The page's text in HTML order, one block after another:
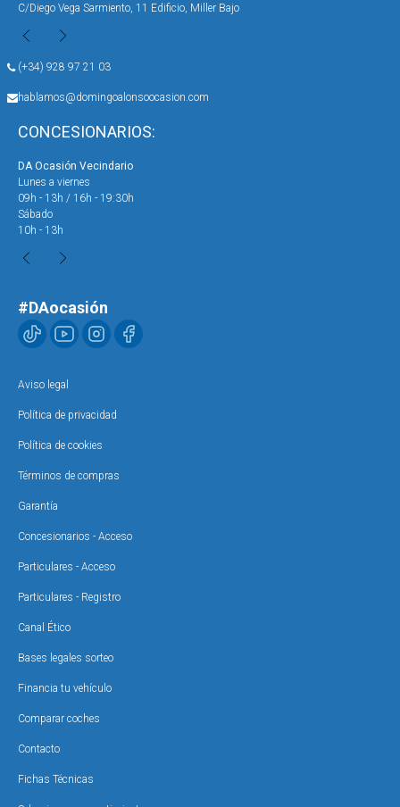
C/Diego Vega Sarmiento, 11 Edificio, Miller Bajo
(+34) 928 97 21 03
hablamos@domingoalonsoocasion.com
CONCESIONARIOS:
DA Ocasión Vecindario
Lunes a viernes
09h - 13h / 16h - 19:30h
Sábado
10h - 13h
#DAocasión
Aviso legal
Política de privacidad
Política de cookies
Términos de compras
Garantía
Concesionarios - Acceso
Particulares - Acceso
Particulares - Registro
Canal Ético
Bases legales sorteo
Financia tu vehículo
Comparar coches
Contacto
Fichas Técnicas